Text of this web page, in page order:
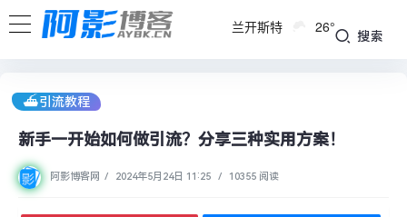
兰开斯特 26°
搜索
⛴引流教程
新手一开始如何做引流？分享三种实用方案！
阿影博客网 / 2024年5月24日 11:25 / 10355 阅读